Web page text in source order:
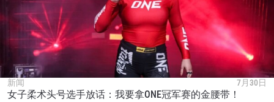
新闻 7月30日
女子柔术头号选手放话：我要拿ONE冠军赛的金腰带！